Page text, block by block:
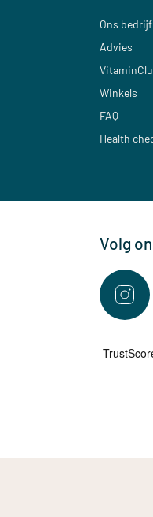
Ons bedrijf
Advies
Winkels
FAQ
Health
Volg